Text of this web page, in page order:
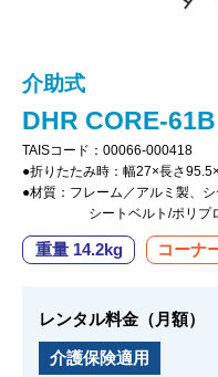
介助式
DHR CORE-
TAISコード：00066-000418
●折りたたみ時：幅27×長さ
●材質：フレーム／アルミ製、
シートベルト/ポリプ
重量 14.2kg コーナ
レンタル料金（月額）
介護保険適用